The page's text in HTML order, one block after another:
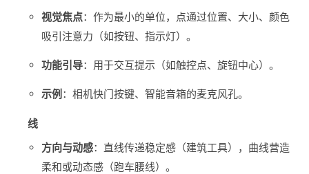
视觉焦点‌：作为最小的单位，点通过位置、大小、颜色
吸引注意力（如按钮、指示灯）。
功能引导‌：用于交互提示（如触控点、旋钮中心）。
示例 ‌：相机快门按键、智能音箱的麦克风孔。
线
方向与动感‌：直线传递稳定感（建筑工具），曲线营造
柔和或动态感（跑车腰线）。